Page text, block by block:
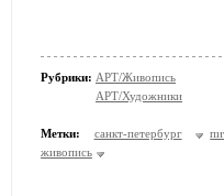
Рубрики: АРТ/Живопись
АРТ/Художники
Метки: санкт-петербург
живопись